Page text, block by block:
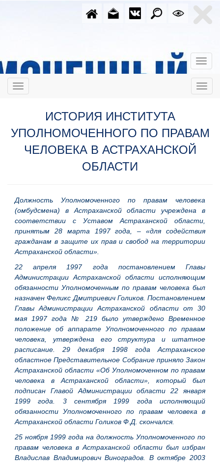
ИСТОРИЯ ИНСТИТУТА
УПОЛНОМОЧЕННОГО ПО ПРАВАМ
ЧЕЛОВЕКА В АСТРАХАНСКОЙ
ОБЛАСТИ
Должность Уполномоченного по правам человека
(омбудсмена) в Астраханской области учреждена в
соответствии с Уставом Астраханской области,
принятым 28 марта 1997 года, – «для содействия
гражданам в защите их прав и свобод на территории
Астраханской области».
22 апреля 1997 года постановлением Главы
Администрации Астраханской области исполняющим
обязанности Уполномоченным по правам человека был
назначен Феликс Дмитриевич Голиков. Постановлением
Главы Администрации Астраханской области от 30
мая 1997 года № 219 было утверждено Временное
положение об аппарате Уполномоченного по правам
человека, утверждена его структура и штатное
расписание. 29 декабря 1998 года Астраханское
областное Представительное Собрание приняло Закон
Астраханской области «Об Уполномоченном по правам
человека в Астраханской области», который был
подписан Главой Администрации области 22 января
1999 года. 3 сентября 1999 года исполняющий
обязанности Уполномоченного по правам человека в
Астраханской области Голиков Ф.Д. скончался.
25 ноября 1999 года на должность Уполномоченного по
правам человека в Астраханской области был избран
Владислав Владимирович Виноградов. В октябре 2003